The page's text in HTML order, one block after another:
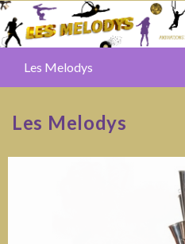
Les Melodys
Les Melodys